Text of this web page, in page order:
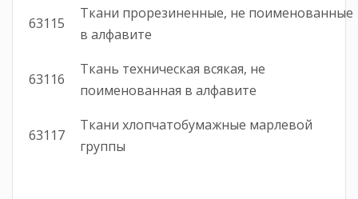
63115
Ткани прорезиненные, не поименованные
в алфавите
63116
Ткань техническая всякая, не
поименованная в алфавите
63117
Ткани хлопчатобумажные марлевой
группы